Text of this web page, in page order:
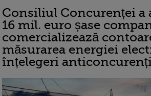
Consiliul Concurenței a
16 mil. euro șase
comercializează
măsurarea energiei
înțelegeri